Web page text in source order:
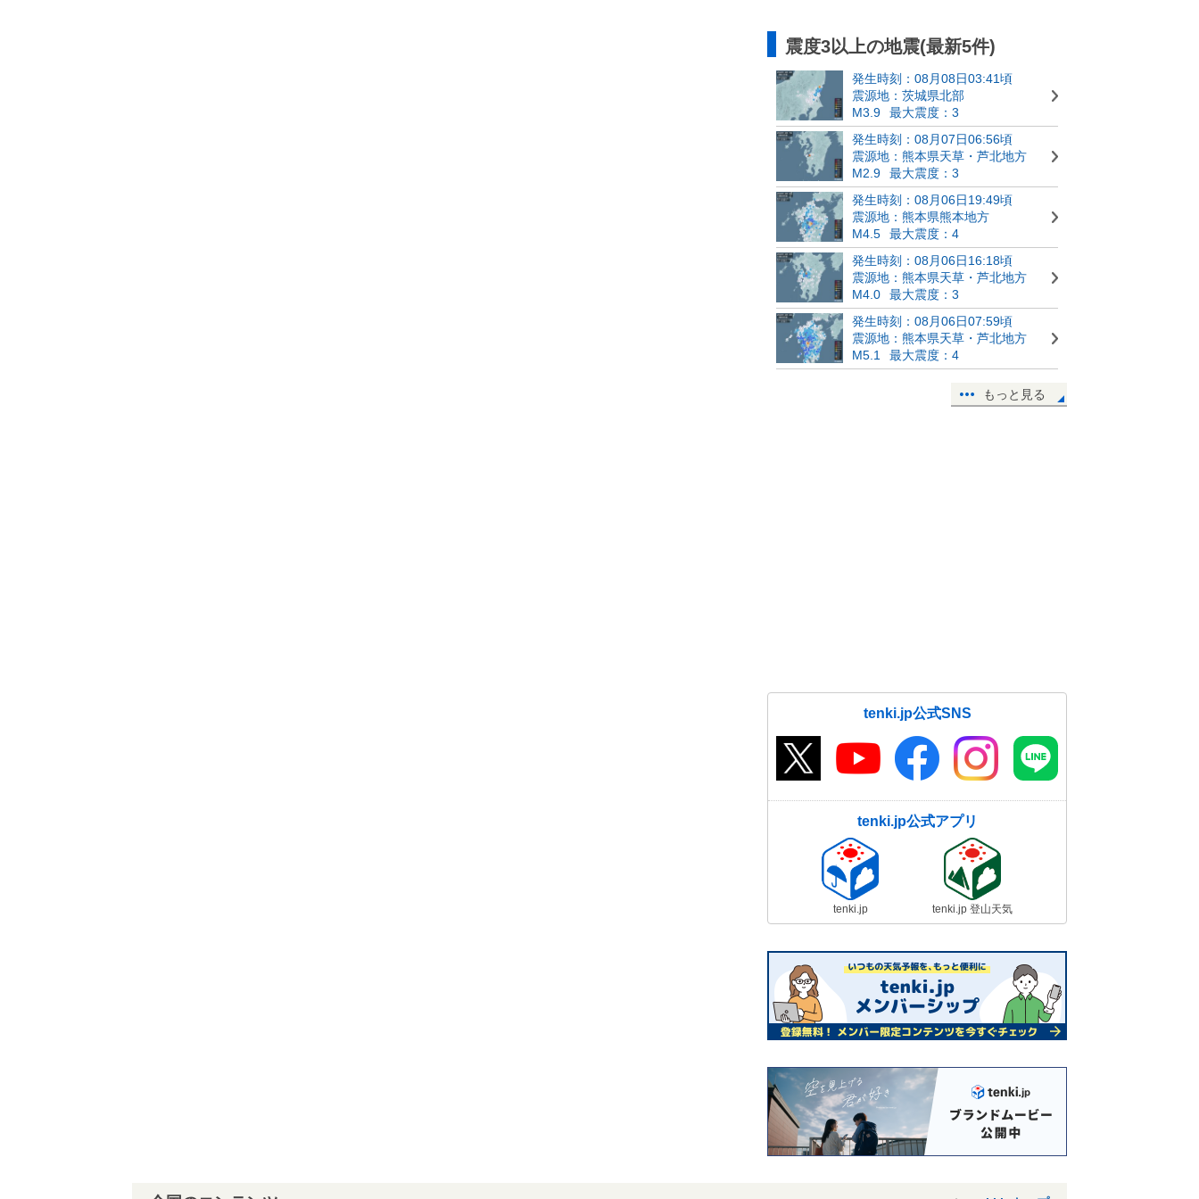
震度3以上の地震(最新5件)
発生時刻：08月08日03:41頃
震源地：茨城県北部
M3.9
最大震度：3
発生時刻：08月07日06:56頃
震源地：熊本県天草・芦北地方
M2.9
最大震度：3
発生時刻：08月06日19:49頃
震源地：熊本県熊本地方
M4.5
最大震度：4
発生時刻：08月06日16:18頃
震源地：熊本県天草・芦北地方
M4.0
最大震度：3
発生時刻：08月06日07:59頃
震源地：熊本県天草・芦北地方
M5.1
最大震度：4
もっと見る
tenki.jp公式SNS
tenki.jp公式アプリ
tenki.jp tenki.jp 登山天気